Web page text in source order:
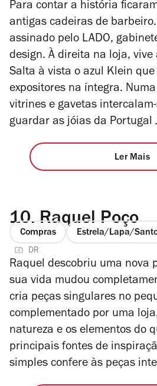
Para contar a história
antigas cadeiras de
assinado pelo LADO,
design. À direita na loja, vive
Salta à vista o azul Klein que
expositores na íntegra.
vitrines e gavetas
guardar as jóias da Portugal
Ler Mais
10. Raquel Poço
Compras Estrela/Lapa/
DR
Raquel descobriu uma nova
sua vida mudou
cria peças singulares no
complementado por uma
natureza e os elementos do
principais fontes de
simples confere às peças